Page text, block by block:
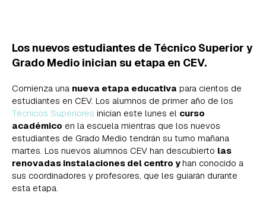
Los nuevos estudiantes de Técnico Superior y
Grado Medio inician su etapa en CEV.
Comienza una nueva etapa educativa para cientos de
estudiantes en CEV. Los alumnos de primer año de los
Técnicos Superiores inician este lunes el curso
académico en la escuela mientras que los nuevos
estudiantes de Grado Medio tendrán su turno mañana
martes. Los nuevos alumnos CEV han descubierto las
renovadas instalaciones del centro yhan conocido a
sus coordinadores y profesores, que les guiarán durante
esta etapa.